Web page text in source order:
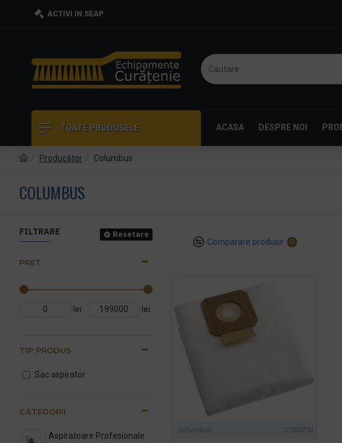
ACTIVI IN SEAP
TOATE PRODUSELE ACASA DESPRE NOI
Producător Columbus
COLUMBUS
FILTRARE Resetare
PRET
lei lei
CATEGORII
Aspiratoare Profesionale
TIP PRODUS
Sac aspirator
Comparare produse 0
Columbus 21000730